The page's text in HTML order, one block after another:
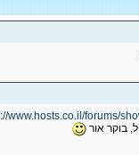
www.hosts.co.il/forums/
בוקר אור